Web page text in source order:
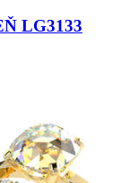
Crown Beauty.
LG3133